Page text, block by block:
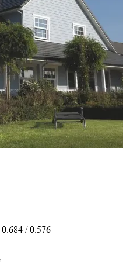
0.684 / 0.576